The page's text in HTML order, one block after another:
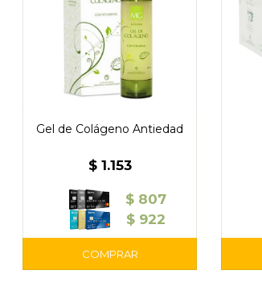
Gel de Colágeno Antiedad
$ 1.153
$ 807
$ 922